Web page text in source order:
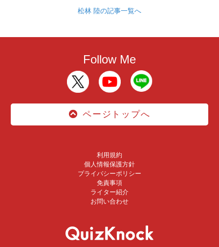
松林 陸の記事一覧へ
Follow Me
ページトップへ
利用規約
個人情報保護方針
プライバシーポリシー
免責事項
ライター紹介
お問い合わせ